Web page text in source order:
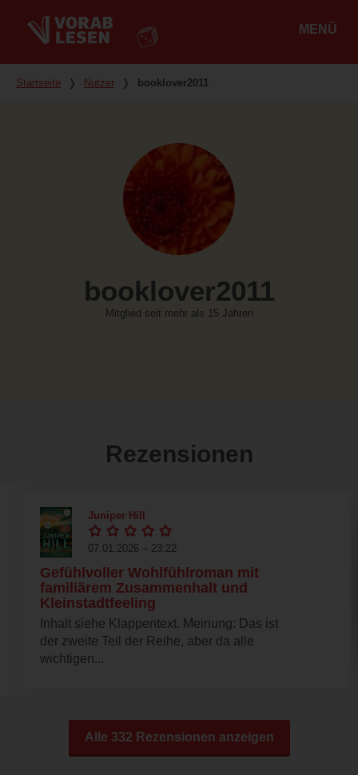
MENÜ
Du bist hier
Startseite ❭ Nutzer ❭ booklover2011
booklover2011
Mitglied seit mehr als 15 Jahren
Rezensionen
Juniper Hill
07.01.2026 – 23:22
Gefühlvoller Wohlfühlroman mit
familiärem Zusammenhalt und
Kleinstadtfeeling
Inhalt siehe Klappentext. Meinung: Das ist
der zweite Teil der Reihe, aber da alle
wichtigen...
Alle 332 Rezensionen anzeigen